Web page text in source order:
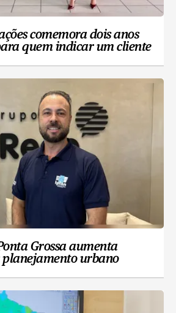
comemora dois anos
quem indicar um cliente
Grossa aumenta
urbano